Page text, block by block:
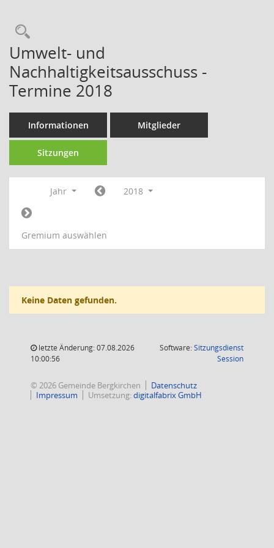
Umwelt- und
Nachhaltigkeitsausschuss -
Termine 2018
Informationen Mitglieder
Sitzungen
Jahr 2018
Gremium auswählen
Keine Daten gefunden.
letzte Änderung: 07.08.2026
10:00:56
Software:Sitzungsdienst
Session(Wird in
© 2026 Gemeinde Bergkirchen
Datenschutz
Impressum
Umsetzung:digitalfabrix GmbH